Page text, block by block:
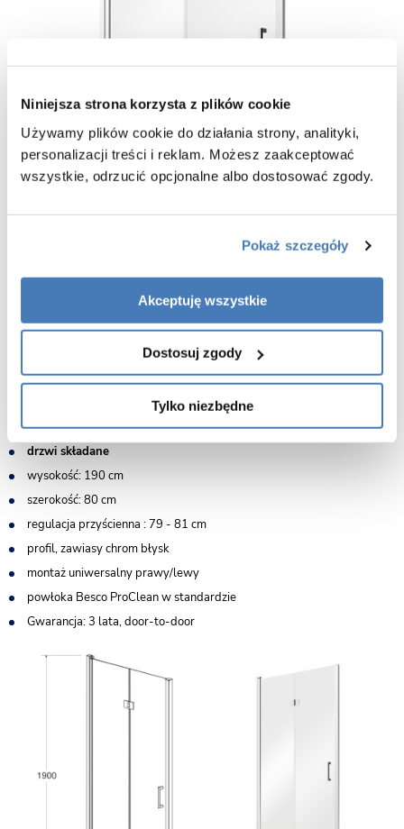
Niniejsza strona korzysta z plików cookie
Używamy plików cookie do działania strony, analityki,
personalizacji treści i reklam. Możesz zaakceptować
wszystkie, odrzucić opcjonalne albo dostosować zgody.
Pokaż szczegóły
Akceptuję wszystkie
Dostosuj zgody
Tylko niezbędne
Cechy drzwi prysznicowych Besco 80 cm :
Drzwi są przystosowane do montażu na brodziku lub posadzce.
bezpieczne szkło hartowane przeźroczyste 6 mm z powłoką
ProClean
drzwi składane
wysokość: 190 cm
szerokość: 80 cm
regulacja przyścienna : 79 - 81 cm
profil, zawiasy chrom błysk
montaż uniwersalny prawy/lewy
powłoka Besco ProClean w standardzie
Gwarancja: 3 lata, door-to-door